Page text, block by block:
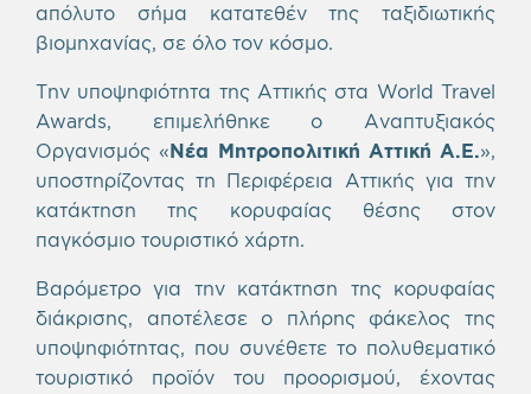
απόλυτο σήμα κατατεθέν της ταξιδιωτικής
βιομηχανίας, σε όλο τον κόσμο.
Την υποψηφιότητα της Αττικής στα World Travel
Awards, επιμελήθηκε ο Αναπτυξιακός
Οργανισμός «Νέα Μητροπολιτική Αττική Α.Ε.»,
υποστηρίζοντας τη Περιφέρεια Αττικής για την
κατάκτηση της κορυφαίας θέσης στον
παγκόσμιο τουριστικό χάρτη.
Βαρόμετρο για την κατάκτηση της κορυφαίας
διάκρισης, αποτέλεσε ο πλήρης φάκελος της
υποψηφιότητας, που συνέθετε το πολυθεματικό
τουριστικό προϊόν του προορισμού, έχοντας